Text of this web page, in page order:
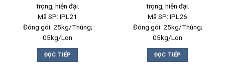
trọng, hiện đại.
Mã SP: IPL21
Đóng gói: 25kg/Thùng;
05kg/Lon
ĐỌC TIẾP
trọng, hiện đại.
Mã SP: IPL26
Đóng gói: 25kg/Thùng;
05kg/Lon
ĐỌC TIẾP